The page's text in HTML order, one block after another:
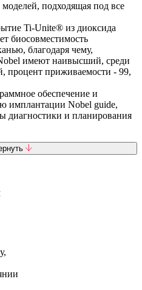
подходящая под все
Ti-Unite® из диоксида
биосовместимость
благодаря чему,
имеют наивысший, среди
процент приживаемости - 99,
обеспечение и
имплантации Nobel guide,
диагностики и планирования